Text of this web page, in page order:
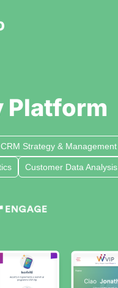
Platform
CRM Strategy & Management
Customer Data Analysis